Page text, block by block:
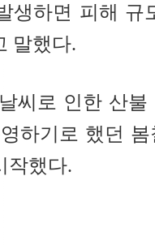
생하면 피해
말했다.
씨로 인한 산
하기로 했던
작했다.